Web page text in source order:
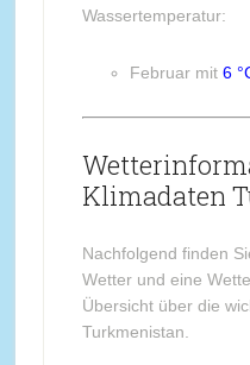
Wassertemperatur:
Februar mit 6
Klimadaten
Nachfolgend finden
Wetter und eine
Übersicht über die
Turkmenistan.